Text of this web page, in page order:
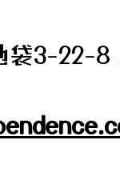
3-22-8